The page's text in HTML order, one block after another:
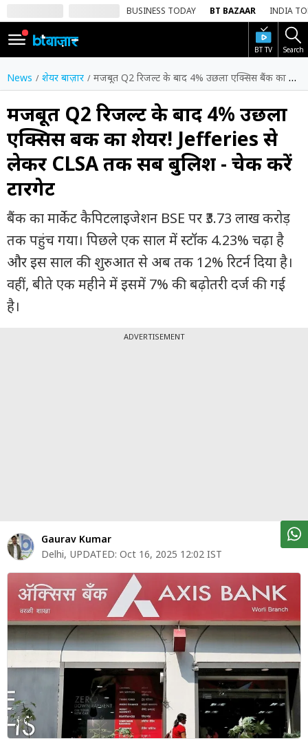
BUSINESS TODAY BT BAZAAR INDIA
BT TV Search
SIGN
IN
Dark
Mode
होम
शेयर
बाज़ार
वीडियो
ट्रेंडिंग
बिजनेस
न्यूज
ट्रेंडिंग
वीडियो
म्यूचुअल
फंड
News शेयर बाज़ार मजबूत Q2 रिजल्ट के बाद 4% उछला एक्सिस बैंक का शेयर! Jefferies से लेकर CLSA तक सब बुलिश - चेक करें टारगेट
मजबूत Q2 रिजल्ट के बाद 4% उछला
एक्सिस बैंक का शेयर! Jefferies से
लेकर CLSA तक सब बुलिश - चेक करें
टारगेट
बैंक का मार्केट कैपिटलाइजेशन BSE पर ₹3.73 लाख करोड़
तक पहुंच गया। पिछले एक साल में स्टॉक 4.23% चढ़ा है
और इस साल की शुरुआत से अब तक 12% रिटर्न दिया है।
वहीं, बीते एक महीने में इसमें 7% की बढ़ोतरी दर्ज की गई
है।
ADVERTISEMENT
Gaurav Kumar
Delhi, UPDATED: Oct 16, 2025 12:02 IST